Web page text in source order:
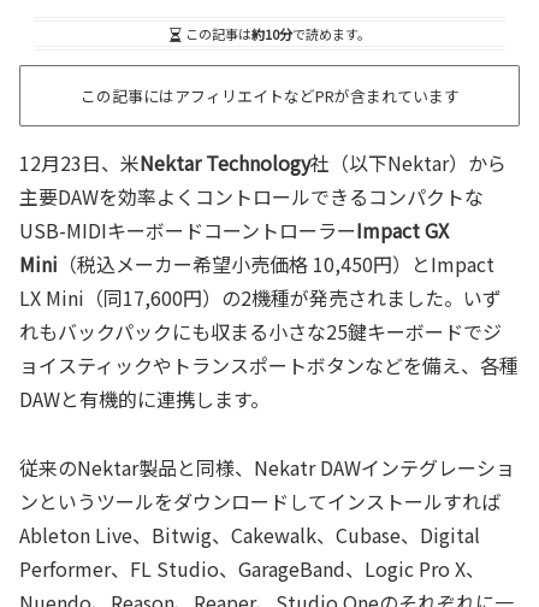
この記事は約10分で読めます。
この記事にはアフィリエイトなどPRが含まれています
12月23日、米Nektar Technology社（以下Nektar）から
主要DAWを効率よくコントロールできるコンパクトな
USB-MIDIキーボードコーントローラーImpact GX
Mini （税込メーカー希望小売価格 10,450円）とImpact
LX Mini（同17,600円）の2機種が発売されました。いず
れもバックパックにも収まる小さな25鍵キーボードでジ
ョイスティックやトランスポートボタンなどを備え、各種
DAWと有機的に連携します。
従来のNektar製品と同様、Nekatr DAWインテグレーショ
ンというツールをダウンロードしてインストールすれば
Ableton Live、Bitwig、Cakewalk、Cubase、Digital
Performer、FL Studio、GarageBand、Logic Pro X、